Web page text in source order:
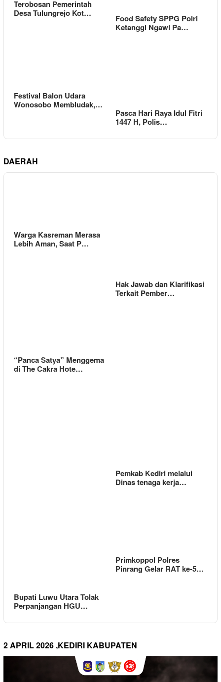
Terobosan Pemerintah
Desa Tulungrejo Kot…
Food Safety SPPG Polri
Ketanggi Ngawi Pa…
Festival Balon Udara
Wonosobo Membludak,…
Pasca Hari Raya Idul Fitri
1447 H, Polis…
DAERAH
Warga Kasreman Merasa
Lebih Aman, Saat P…
Hak Jawab dan Klarifikasi
Terkait Pember…
“Panca Satya” Menggema
di The Cakra Hote…
Pemkab Kediri melalui
Dinas tenaga kerja…
Bupati Luwu Utara Tolak
Perpanjangan HGU…
Primkoppol Polres
Pinrang Gelar RAT ke-5…
2 APRIL 2026 ,KEDIRI KABUPATEN